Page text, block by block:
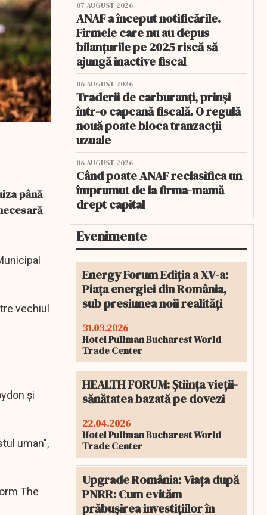
până
vechiul
şi
uman",
The
07 AUGUST 2026
ANAF a început notificările.
Firmele care nu au depus
bilanțurile pe 2025 riscă să
ajungă inactive fiscal
06 AUGUST 2026
Traderii de carburanți, prinși
într-o capcană fiscală. O regulă
nouă poate bloca tranzacții
uzuale
06 AUGUST 2026
Când poate ANAF reclasifica un
împrumut de la firma-mamă
drept capital
Evenimente
Energy Forum Ediția a XV-a:
Piața energiei din România,
sub presiunea noii realități
31.03.2026
Hotel Pullman Bucharest World
Trade Center
HEALTH FORUM: Știința vieții-
sănătatea bazată pe dovezi
22.04.2026
Hotel Pullman Bucharest World
Trade Center
Upgrade România: Viața după
PNRR: Cum evităm
prăbușirea investițiilor în